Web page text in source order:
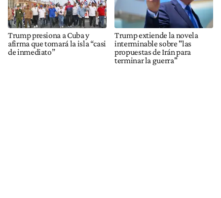
Trump presiona a Cuba y
afirma que tomará la isla “casi
de inmediato”
Trump extiende la novela
interminable sobre "las
propuestas de Irán para
terminar la guerra"